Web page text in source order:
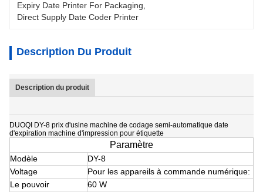
Expiry Date Printer For Packaging
Direct Supply Date Coder Printer
Description Du Produit
Description du produit
DUOQI DY-8 prix d'usine machine de codage semi-automatique date
d'expiration machine d'impression pour étiquette
Paramètre
Modèle
DY-8
Voltage
Pour les appareils à commande numérique:
Le pouvoir
60 W